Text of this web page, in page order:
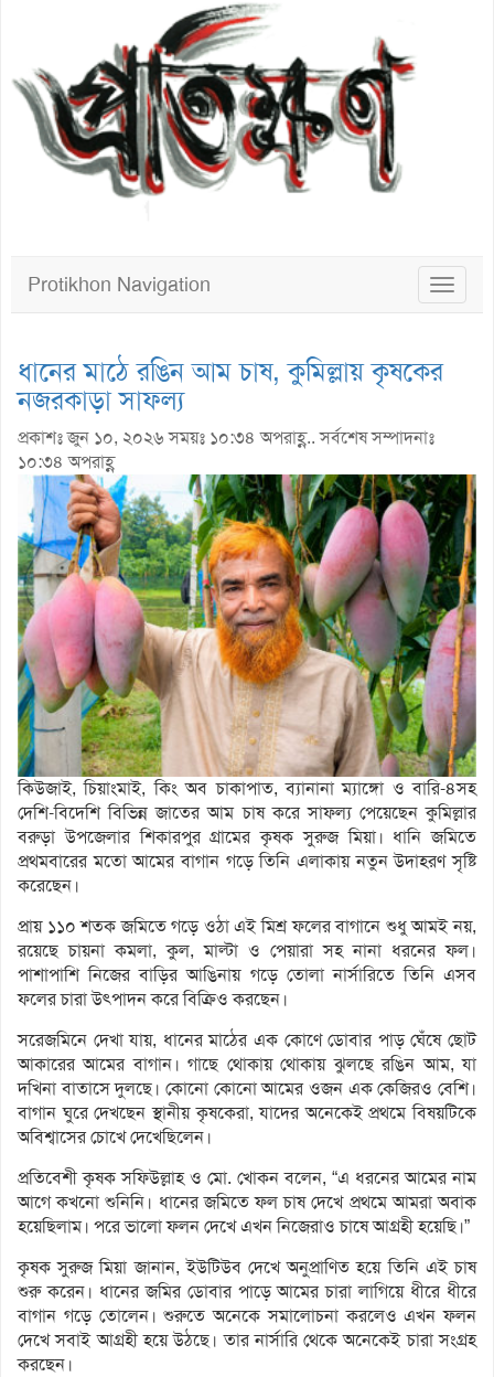
Toggle
Protikhon Navigation
ধানের মাঠে রঙিন আম চাষ, কুমিল্লায় কৃষকের
নজরকাড়া সাফল্য
প্রকাশঃ জুন ১০, ২০২৬ সময়ঃ ১০:৩৪ অপরাহ্ণ.. সর্বশেষ সম্পাদনাঃ
১০:৩৪ অপরাহ্ণ
কিউজাই, চিয়াংমাই, কিং অব চাকাপাত, ব্যানানা ম্যাঙ্গো ও বারি-৪সহ
দেশি-বিদেশি বিভিন্ন জাতের আম চাষ করে সাফল্য পেয়েছেন কুমিল্লার
বরুড়া উপজেলার শিকারপুর গ্রামের কৃষক সুরুজ মিয়া। ধানি জমিতে
প্রথমবারের মতো আমের বাগান গড়ে তিনি এলাকায় নতুন উদাহরণ সৃষ্টি
করেছেন।
প্রায় ১১০ শতক জমিতে গড়ে ওঠা এই মিশ্র ফলের বাগানে শুধু আমই নয়,
রয়েছে চায়না কমলা, কুল, মাল্টা ও পেয়ারা সহ নানা ধরনের ফল।
পাশাপাশি নিজের বাড়ির আঙিনায় গড়ে তোলা নার্সারিতে তিনি এসব
ফলের চারা উৎপাদন করে বিক্রিও করছেন।
সরেজমিনে দেখা যায়, ধানের মাঠের এক কোণে ডোবার পাড় ঘেঁষে ছোট
আকারের আমের বাগান। গাছে থোকায় থোকায় ঝুলছে রঙিন আম, যা
দখিনা বাতাসে দুলছে। কোনো কোনো আমের ওজন এক কেজিরও বেশি।
বাগান ঘুরে দেখছেন স্থানীয় কৃষকেরা, যাদের অনেকেই প্রথমে বিষয়টিকে
অবিশ্বাসের চোখে দেখেছিলেন।
প্রতিবেশী কৃষক সফিউল্লাহ ও মো. খোকন বলেন, “এ ধরনের আমের নাম
আগে কখনো শুনিনি। ধানের জমিতে ফল চাষ দেখে প্রথমে আমরা অবাক
হয়েছিলাম। পরে ভালো ফলন দেখে এখন নিজেরাও চাষে আগ্রহী হয়েছি।”
কৃষক সুরুজ মিয়া জানান, ইউটিউব দেখে অনুপ্রাণিত হয়ে তিনি এই চাষ
শুরু করেন। ধানের জমির ডোবার পাড়ে আমের চারা লাগিয়ে ধীরে ধীরে
বাগান গড়ে তোলেন। শুরুতে অনেকে সমালোচনা করলেও এখন ফলন
দেখে সবাই আগ্রহী হয়ে উঠছে। তার নার্সারি থেকে অনেকেই চারা সংগ্রহ
করছেন।